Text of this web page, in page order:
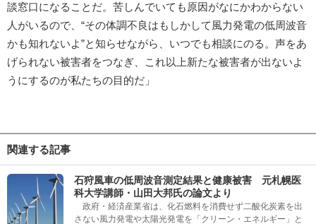
談窓口になることだ。苦しんでいても原因がなにかわからない
人がいるので、“その体調不良はもしかして風力発電の低周波音
かも知れないよ”と知らせながら、いつでも相談にのる。声をあ
げられない被害者をつなぎ、これ以上新たな被害者が出ないよ
うにするのが私たちの目的だ」
関連する記事
石狩風車の低周波音測定結果と健康被害 元札幌医
科大学講師・山田大邦氏の論文より
政府・経済産業省は、化石燃料を消費せず二酸化炭素を出
さない風力発電や太陽光発電を「クリーン・エネルギー」と